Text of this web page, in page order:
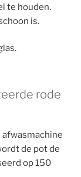
te houden.
is.
rode
afwasmachine
de pot de
op 150